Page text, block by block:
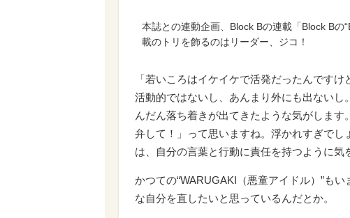
本誌との連動企画、Block Bの連載「Block Bの
載のトリを飾るのはリーダー、ジコ！
「若いころはイケイケで活発だったんです
活動的ではないし、あんまり外にも出ない
んだん落ち着きが出てきたような気がしま
弁して！」って思いますね。浮かれすぎで
は、自分の言葉と行動に責任を持つように気
かつての“WARUGAKI（悪童アイドル）”も
な自分を直したいと思っているんだとか。